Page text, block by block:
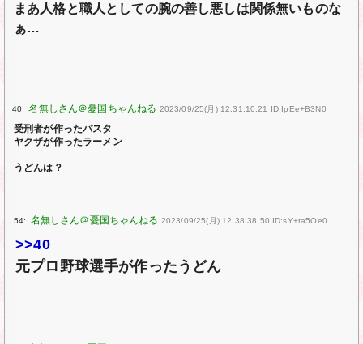
まあ人格と職人としての腕の善し悪しは関係無いものな
ぁ…
40: 2023/09/25(月) 12:31:10.21 ID:IpEe+B3N0
受刑者が作ったパスタ
ヤクザが作ったラーメン
うどんは？
54: 2023/09/25(月) 12:38:38.50 ID:sY+ta5Oe0
>>40
元プロ野球選手が作ったうどん